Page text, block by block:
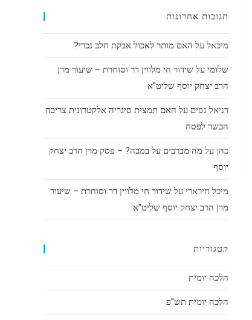
תגובות אחרונות
מיכאל על האם מותר לאכול אבקת חלב נכרי?
שלומי על שידור חי מלווין דר וסוחרת – שיעור מרן
הרב יצחק יוסף שליט"א
דניאל נסים על האם תמצית סיגריה אלקטרונית צריכה
הכשר לפסח
כהן על מה מברכים על במבה? – פסק מרן הרב יצחק
יוסף
מיכל חירארי על שידור חי מלווין דר וסוחרת – שיעור
מרן הרב יצחק יוסף שליט"א
קטגוריות
הלכה יומית
הלכה יומית תש"פ